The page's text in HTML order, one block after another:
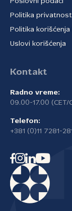
Politika
Politika korišćenja
Uslovi korišćenja
Kontakt
Radno vreme:
09.00-17.00 (CET/
Telefon:
+381 (0)11 7281-281